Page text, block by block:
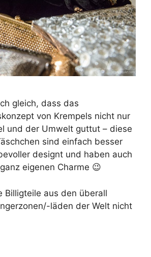
gleich, dass das
von Krempels nicht nur
und der Umwelt guttut – diese
sind einfach besser
designt und haben auch
eigenen Charme 😉
Billigteile aus den überall
läden der Welt nicht